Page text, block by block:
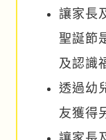
讓家長
聖誕節
及認識
透過幼
友獲得